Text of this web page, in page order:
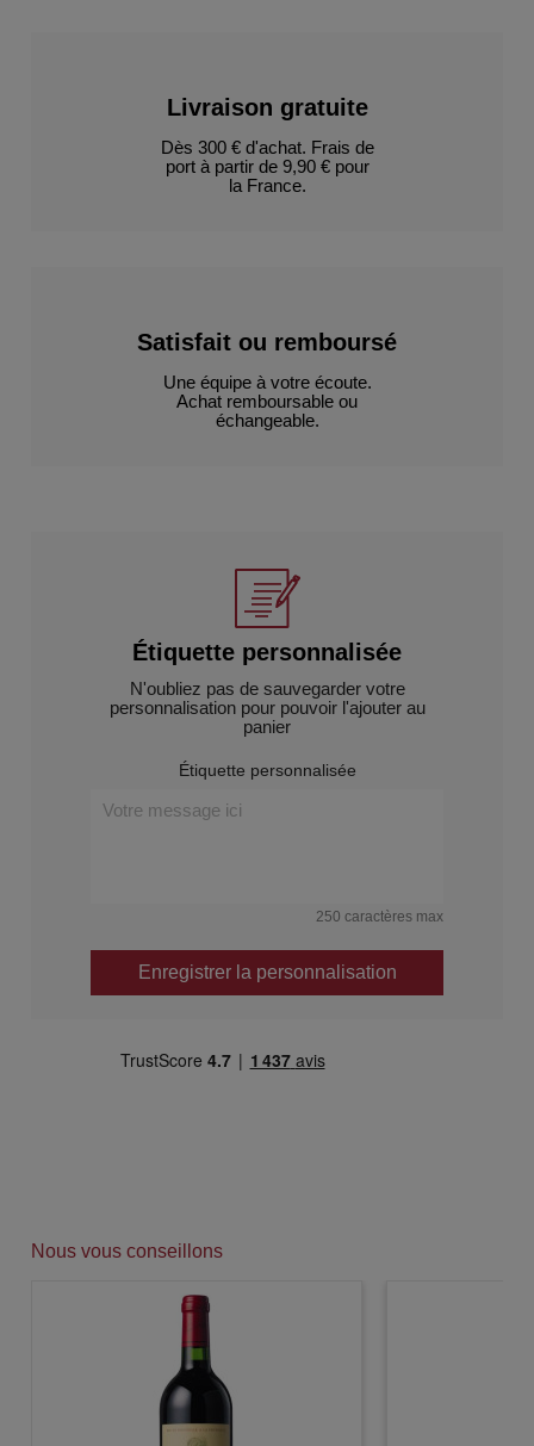
Livraison gratuite
Dès 300 € d'achat. Frais de
port à partir de 9,90 € pour
la France.
Satisfait ou remboursé
Une équipe à votre écoute.
Achat remboursable ou
échangeable.
Étiquette personnalisée
N'oubliez pas de sauvegarder votre
personnalisation pour pouvoir l'ajouter au
panier
Étiquette personnalisée
250 caractères max
Enregistrer la personnalisation
Nous vous conseillons